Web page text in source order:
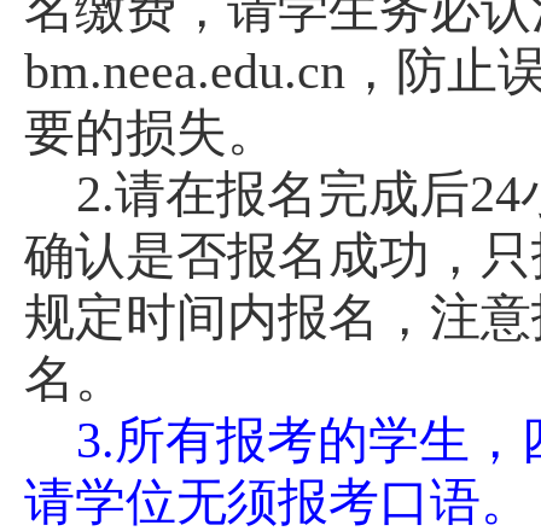
bm.neea.edu.cn ，防止
要的损失。
2.请在报名完成后
确认是否报名成功，
规定时间内报名，注
名。
3.所有报考的学生
请学位无须报考口语。